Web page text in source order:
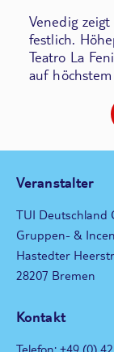
Venedig
festlich.
Teatro La
auf
Veranstalter
TUI Deutschland
Gruppen- &
Hastedter
28207 Bremen
Kontakt
Telefon: +49 (0)